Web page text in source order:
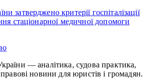
затверджено критерії госпіталізації
стаціонарної медичної допомоги
— аналітика, судова практика,
правові новини для юристів і громадян.